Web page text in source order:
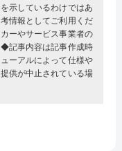
示しているわけではあ
情報としてご利用くだ
ーやサービス事業者の
記事内容は記事作成時
ーアルによって仕様や
供が中止されている場